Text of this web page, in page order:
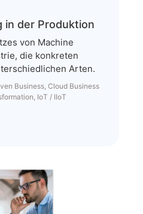
in der Produktion
von Machine
die konkreten
Arten.
Business, Cloud Business
, IoT / IIoT